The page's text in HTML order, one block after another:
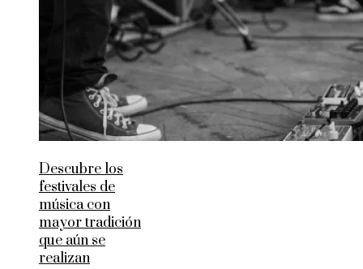
Descubre los
festivales de
música con
mayor tradición
que aún se
realizan